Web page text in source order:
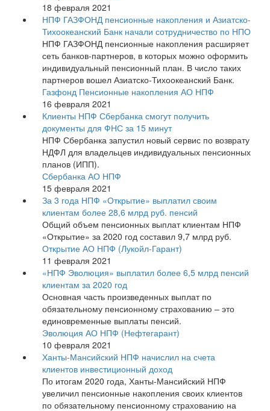
18 февраля 2021
НПФ ГАЗФОНД пенсионные накопления и Азиатско-
Тихоокеанский Банк начали сотрудничество по НПО
НПФ ГАЗФОНД пенсионные накопления расширяет
сеть банков-партнеров, в которых можно оформить
индивидуальный пенсионный план. В число таких
партнеров вошел Азиатско-Тихоокеанский Банк.
Газфонд Пенсионные накопления АО НПФ
16 февраля 2021
Клиенты НПФ Сбербанка смогут получить
документы для ФНС за 15 минут
НПФ Сбербанка запустил новый сервис по возврату
НДФЛ для владельцев индивидуальных пенсионных
планов (ИПП).
Сбербанка АО НПФ
15 февраля 2021
За 3 года НПФ «Открытие» выплатил своим
клиентам более 28,6 млрд руб. пенсий
Общий объем пенсионных выплат клиентам НПФ
«Открытие» за 2020 год составил 9,7 млрд руб.
Открытие АО НПФ (Лукойл-Гарант)
11 февраля 2021
«НПФ Эволюция» выплатил более 6,5 млрд пенсий
клиентам за 2020 год
Основная часть произведенных выплат по
обязательному пенсионному страхованию – это
единовременные выплаты пенсий.
Эволюция АО НПФ (Нефтегарант)
10 февраля 2021
Ханты-Мансийский НПФ начислил на счета
клиентов инвестиционный доход
По итогам 2020 года, Ханты-Мансийский НПФ
увеличил пенсионные накопления своих клиентов
по обязательному пенсионному страхованию на